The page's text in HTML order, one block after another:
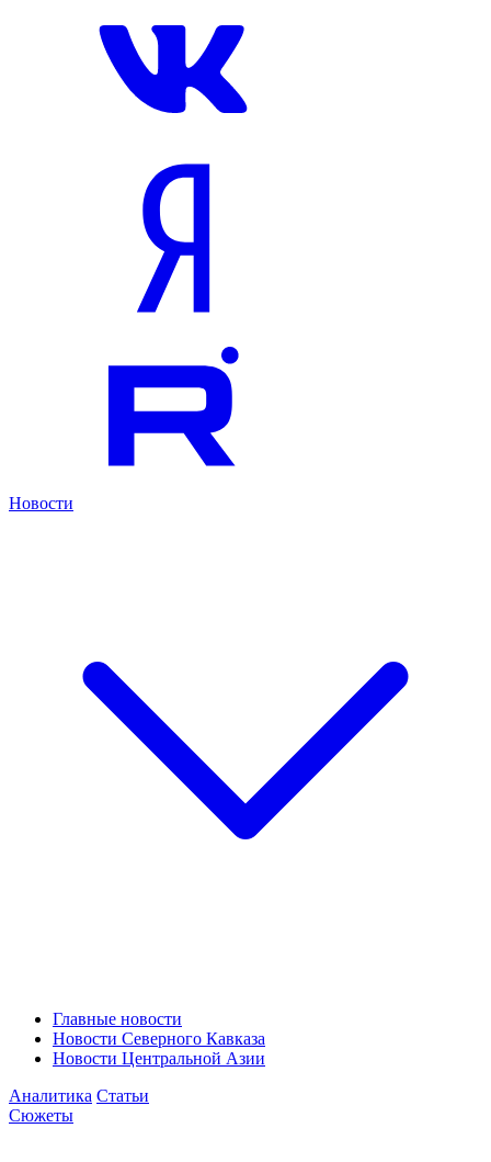
Новости
Главные новости
Новости Северного Кавказа
Новости Центральной Азии
Аналитика Статьи
Сюжеты